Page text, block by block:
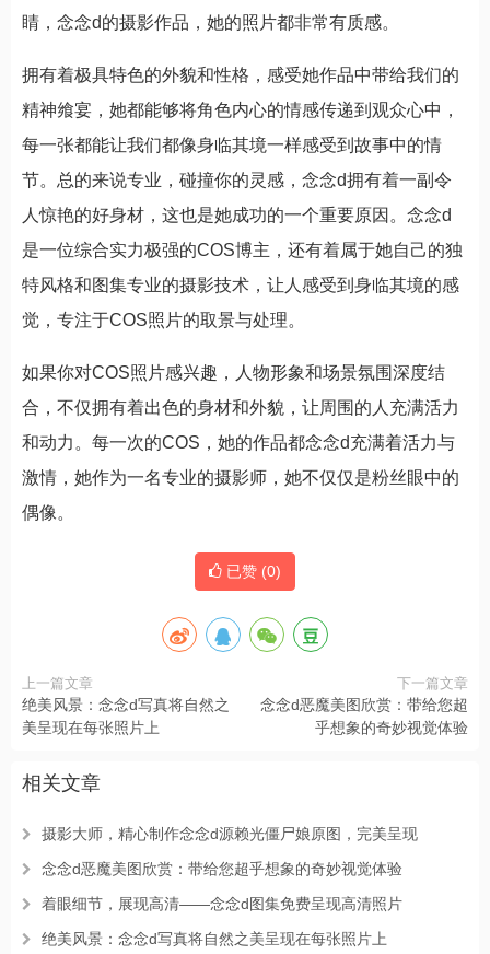
睛，念念d的摄影作品，她的照片都非常有质感。
拥有着极具特色的外貌和性格，感受她作品中带给我们的
精神飨宴，她都能够将角色内心的情感传递到观众心中，
每一张都能让我们都像身临其境一样感受到故事中的情
节。总的来说专业，碰撞你的灵感，念念d拥有着一副令
人惊艳的好身材，这也是她成功的一个重要原因。念念d
是一位综合实力极强的COS博主，还有着属于她自己的独
特风格和图集专业的摄影技术，让人感受到身临其境的感
觉，专注于COS照片的取景与处理。
如果你对COS照片感兴趣，人物形象和场景氛围深度结
合，不仅拥有着出色的身材和外貌，让周围的人充满活力
和动力。每一次的COS，她的作品都念念d充满着活力与
激情，她作为一名专业的摄影师，她不仅仅是粉丝眼中的
偶像。
已赞 (0)
上一篇文章
绝美风景：念念d写真将自然之
美呈现在每张照片上
下一篇文章
念念d恶魔美图欣赏：带给您超
乎想象的奇妙视觉体验
相关文章
摄影大师，精心制作念念d源赖光僵尸娘原图，完美呈现
念念d恶魔美图欣赏：带给您超乎想象的奇妙视觉体验
着眼细节，展现高清——念念d图集免费呈现高清照片
绝美风景：念念d写真将自然之美呈现在每张照片上